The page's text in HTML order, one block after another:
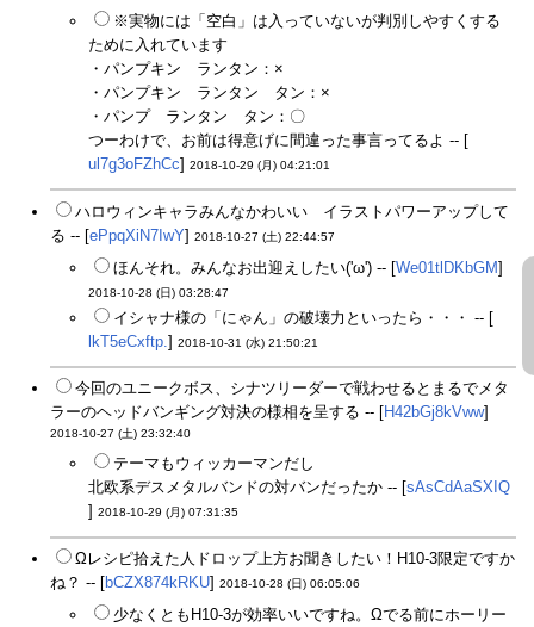
※実物には「空白」は入っていないが判別しやすくする
ために入れています
・パンプキン ランタン：×
・パンプキン ランタン タン：×
・パンプ ランタン タン：〇
つーわけで、お前は得意げに間違った事言ってるよ -- [
ul7g3oFZhCc] 2018-10-29 (月) 04:21:01
ハロウィンキャラみんなかわいい イラストパワーアップして
る -- [ePpqXiN7IwY] 2018-10-27 (土) 22:44:57
ほんそれ。みんなお出迎えしたい('ω') -- [We01tlDKbGM]
2018-10-28 (日) 03:28:47
イシャナ様の「にゃん」の破壊力といったら・・・ -- [
lkT5eCxftp. ] 2018-10-31 (水) 21:50:21
今回のユニークボス、シナツリーダーで戦わせるとまるでメタ
ラーのヘッドバンギング対決の様相を呈する -- [H42bGj8kVww]
2018-10-27 (土) 23:32:40
テーマもウィッカーマンだし
北欧系デスメタルバンドの対バンだったか -- [sAsCdAaSXIQ
] 2018-10-29 (月) 07:31:35
Ωレシピ拾えた人ドロップ上方お聞きしたい！H10-3限定ですか
ね？ -- [bCZX874kRKU] 2018-10-28 (日) 06:05:06
少なくともH10-3が効率いいですね。Ωでる前にホーリー